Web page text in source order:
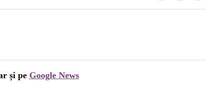
și pe Google News